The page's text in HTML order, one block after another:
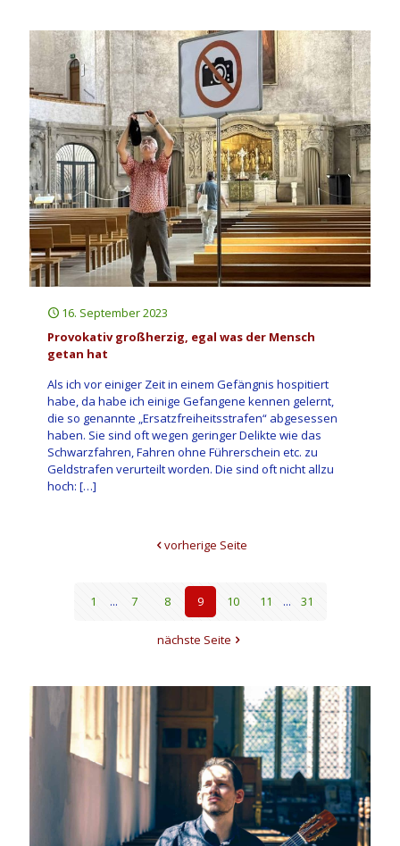
16. September 2023
Provokativ großherzig, egal was der Mensch
getan hat
Als ich vor einiger Zeit in einem Gefängnis hospitiert
habe, da habe ich einige Gefangene kennen gelernt,
die so genannte „Ersatzfreiheitsstrafen“ abgesessen
haben. Sie sind oft wegen geringer Delikte wie das
Schwarzfahren, Fahren ohne Führerschein etc. zu
Geldstrafen verurteilt worden. Die sind oft nicht allzu
hoch: […]
vorherige Seite
1 ... 7 8 9 10 11 ... 31
nächste Seite